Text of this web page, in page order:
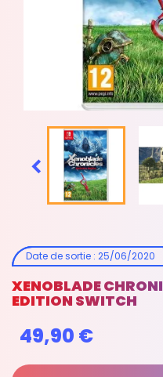

Date de sortie: 25/06/2020
XENOBLADE
EDITION SWITCH
49,90 €